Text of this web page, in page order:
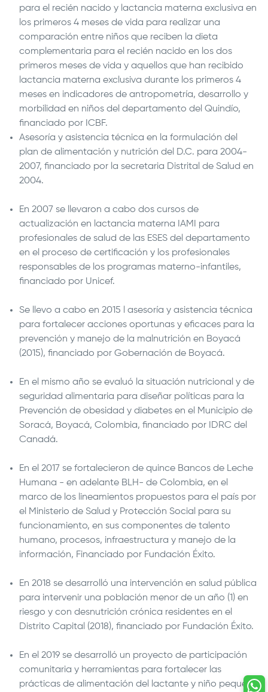
para el recién nacido y lactancia materna exclusiva en
los primeros 4 meses de vida para realizar una
comparación entre niños que reciben la dieta
complementaria para el recién nacido en los dos
primeros meses de vida y aquellos que han recibido
lactancia materna exclusiva durante los primeros 4
meses en indicadores de antropometría, desarrollo y
morbilidad en niños del departamento del Quindío,
financiado por ICBF.
Asesoría y asistencia técnica en la formulación del
plan de alimentación y nutrición del D.C. para 2004-
2007, financiado por la secretaria Distrital de Salud en
2004.
En 2007 se llevaron a cabo dos cursos de
actualización en lactancia materna IAMI para
profesionales de salud de las ESES del departamento
en el proceso de certificación y los profesionales
responsables de los programas materno-infantiles,
financiado por Unicef.
Se llevo a cabo en 2015 l asesoría y asistencia técnica
para fortalecer acciones oportunas y eficaces para la
prevención y manejo de la malnutrición en Boyacá
(2015), financiado por Gobernación de Boyacá.
En el mismo año se evaluó la situación nutricional y de
seguridad alimentaria para diseñar políticas para la
Prevención de obesidad y diabetes en el Municipio de
Soracá, Boyacá, Colombia, financiado por IDRC del
Canadá.
En el 2017 se fortalecieron de quince Bancos de Leche
Humana - en adelante BLH- de Colombia, en el
marco de los lineamientos propuestos para el país por
el Ministerio de Salud y Protección Social para su
funcionamiento, en sus componentes de talento
humano, procesos, infraestructura y manejo de la
información, Financiado por Fundación Éxito.
En 2018 se desarrolló una intervención en salud pública
para intervenir una población menor de un año (1) en
riesgo y con desnutrición crónica residentes en el
Distrito Capital (2018), financiado por Fundación Éxito.
En el 2019 se desarrolló un proyecto de participación
comunitaria y herramientas para fortalecer las
prácticas de alimentación del lactante y niño pequeño